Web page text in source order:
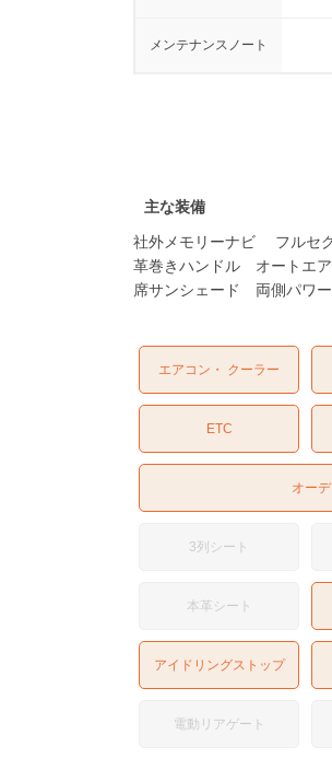
メンテナンスノート
主な装備
社外メモリーナビ フル
革巻きハンドル オートエ
席サンシェード 両側パワ
エアコン・ クーラー
ETC
オー
3列シート
本革シート
アイドリングストップ
電動リアゲート